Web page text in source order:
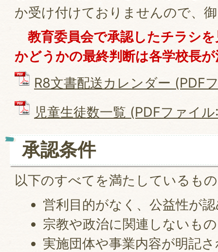
か受け付けておりませんので、
教育委員会で承認したチラシ
かどうかの最終判断は各学校長
R8文書配送カレンダー (PDF
児童生徒数一覧 (PDFファイ
承認条件
以下のすべてを満たしているも
営利目的がなく、公益性が
宗教や政治に関連しないも
実施団体や事業内容が明記